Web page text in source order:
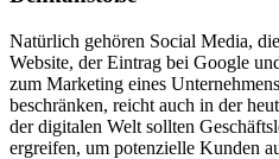
Natürlich gehören Social Media,
Website, der Eintrag bei Google
zum Marketing eines
beschränken, reicht auch in der
der digitalen Welt sollten
ergreifen, um potenzielle Kunden